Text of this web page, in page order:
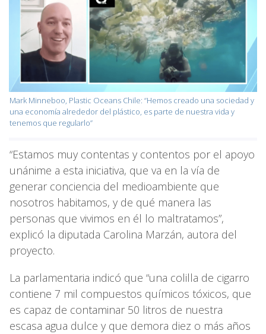
Mark Minneboo, Plastic Oceans Chile: “Hemos creado una sociedad y
una economía alrededor del plástico, es parte de nuestra vida y
tenemos que regularlo”
“Estamos muy contentas y contentos por el apoyo
unánime a esta iniciativa, que va en la vía de
generar conciencia del medioambiente que
nosotros habitamos, y de qué manera las
personas que vivimos en él lo maltratamos”,
explicó la diputada Carolina Marzán, autora del
proyecto.
La parlamentaria indicó que “una colilla de cigarro
contiene 7 mil compuestos químicos tóxicos, que
es capaz de contaminar 50 litros de nuestra
escasa agua dulce y que demora diez o más años